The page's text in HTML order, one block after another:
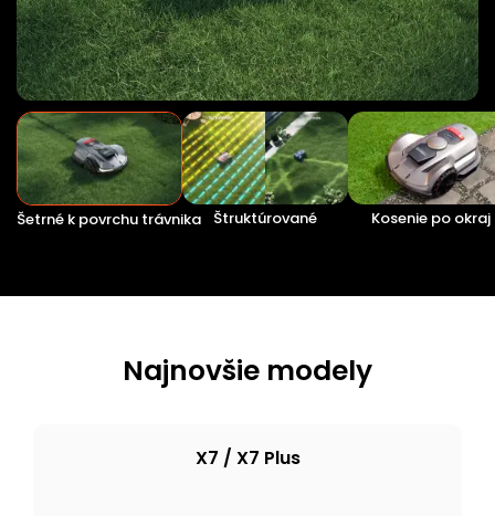
Šetrné k povrchu trávnika Štruktúrované Kosenie po okraj
Najnovšie modely
X7 / X7 Plus